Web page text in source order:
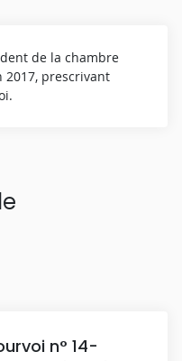
de la chambre
prescrivant
n° 14-